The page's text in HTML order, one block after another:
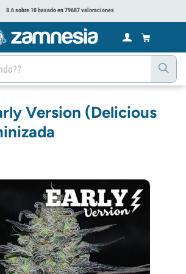
8.6 sobre 10 basado en 79687 valoraciones
Version (Delicious